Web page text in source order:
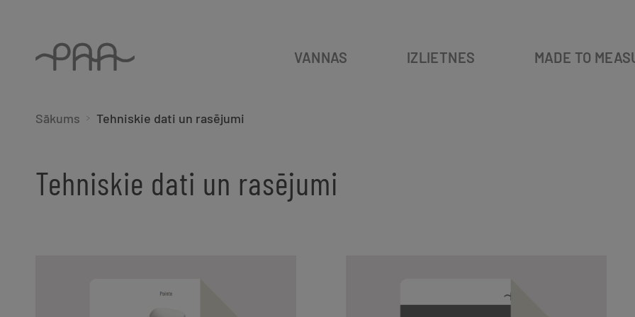
VANNAS IZLIETNES MADE TO
Sākums Tehniskie dati un rasējumi
Tehniskie dati un rasējumi